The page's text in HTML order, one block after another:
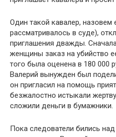
Один такой кавалер,
рассматривалось в суде),
приглашения дважды.
женщины заказ на убийство
того была оценена в 180 000
Валерий вынужден был
он пригласил на помощь
безжалостно истыкали
сложили деньги в бумажники.
Пока следователи бились